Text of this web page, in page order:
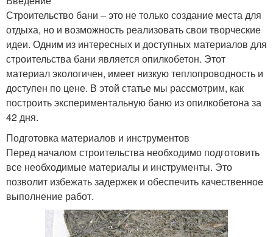
Строительство бани – это не только создание места для
отдыха, но и возможность реализовать свои творческие
идеи. Одним из интересных и доступных материалов для
строительства бани является опилкобетон. Этот
материал экологичен, имеет низкую теплопроводность и
доступен по цене. В этой статье мы рассмотрим, как
построить экспериментальную баню из опилкобетона за
42 дня.
Подготовка материалов и инструментов
Перед началом строительства необходимо подготовить
все необходимые материалы и инструменты. Это
позволит избежать задержек и обеспечить качественное
выполнение работ.